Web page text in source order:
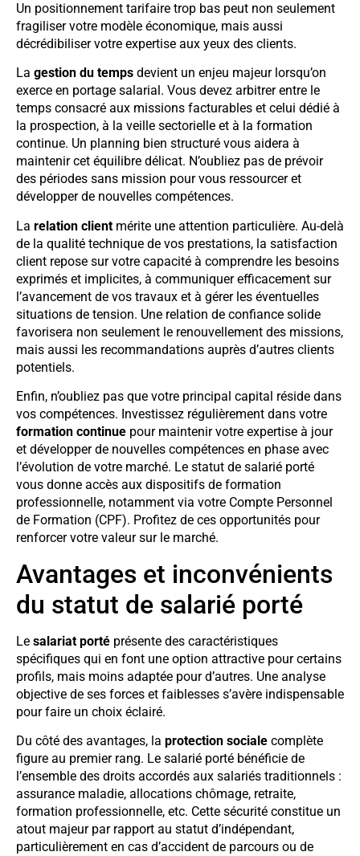
Un positionnement tarifaire trop bas peut non seulement
fragiliser votre modèle économique, mais aussi
décrédibiliser votre expertise aux yeux des clients.
La gestion du temps devient un enjeu majeur lorsqu’on
exerce en portage salarial. Vous devez arbitrer entre le
temps consacré aux missions facturables et celui dédié à
la prospection, à la veille sectorielle et à la formation
continue. Un planning bien structuré vous aidera à
maintenir cet équilibre délicat. N’oubliez pas de prévoir
des périodes sans mission pour vous ressourcer et
développer de nouvelles compétences.
La relation client mérite une attention particulière. Au-delà
de la qualité technique de vos prestations, la satisfaction
client repose sur votre capacité à comprendre les besoins
exprimés et implicites, à communiquer efficacement sur
l’avancement de vos travaux et à gérer les éventuelles
situations de tension. Une relation de confiance solide
favorisera non seulement le renouvellement des missions,
mais aussi les recommandations auprès d’autres clients
potentiels.
Enfin, n’oubliez pas que votre principal capital réside dans
vos compétences. Investissez régulièrement dans votre
formation continue pour maintenir votre expertise à jour
et développer de nouvelles compétences en phase avec
l’évolution de votre marché. Le statut de salarié porté
vous donne accès aux dispositifs de formation
professionnelle, notamment via votre Compte Personnel
de Formation (CPF). Profitez de ces opportunités pour
renforcer votre valeur sur le marché.
Avantages et inconvénients
du statut de salarié porté
Le salariat porté présente des caractéristiques
spécifiques qui en font une option attractive pour certains
profils, mais moins adaptée pour d’autres. Une analyse
objective de ses forces et faiblesses s’avère indispensable
pour faire un choix éclairé.
Du côté des avantages, la protection sociale complète
figure au premier rang. Le salarié porté bénéficie de
l’ensemble des droits accordés aux salariés traditionnels :
assurance maladie, allocations chômage, retraite,
formation professionnelle, etc. Cette sécurité constitue un
atout majeur par rapport au statut d’indépendant,
particulièrement en cas d’accident de parcours ou de